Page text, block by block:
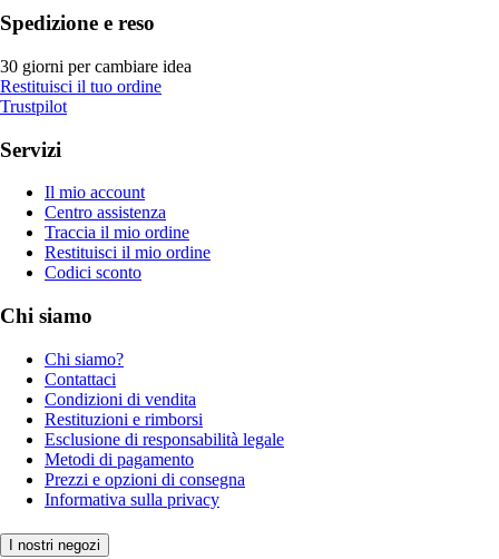
Spedizione e reso
30 giorni per cambiare idea
Restituisci il tuo ordine
Trustpilot
Servizi
Il mio account
Centro assistenza
Traccia il mio ordine
Restituisci il mio ordine
Codici sconto
Chi siamo
Chi siamo?
Contattaci
Condizioni di vendita
Restituzioni e rimborsi
Esclusione di responsabilità legale
Metodi di pagamento
Prezzi e opzioni di consegna
Informativa sulla privacy
I nostri negozi